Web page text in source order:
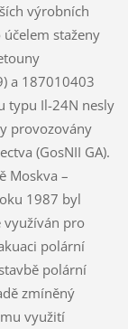
výrobních
staženy
a 187010403
typu Il-24N nesly
provozovány
(GosNII GA).
Moskva –
1987 byl
využíván pro
polární
polární
zmíněný
využití